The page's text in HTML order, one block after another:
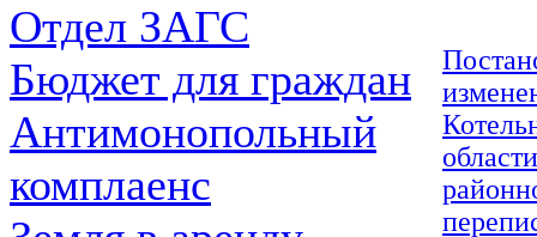
Отдел ЗАГС
Бюджет для граждан
Антимонопольный
комплаенс